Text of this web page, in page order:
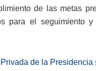
de las metas
para el seguimiento
de la Presidencia